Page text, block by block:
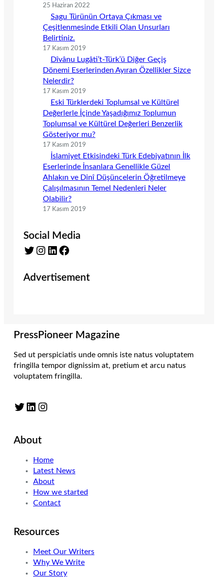
25 Haziran 2022
Sagu Türünün Ortaya Çıkması ve
Çeşitlenmesinde Etkili Olan Unsurları
Belirtiniz.
17 Kasım 2019
Dîvânu Lugâti’t-Türk’ü Diğer Geçiş
Dönemi Eserlerinden Ayıran Özellikler Sizce
Nelerdir?
17 Kasım 2019
Eski Türklerdeki Toplumsal ve Kültürel
Değerlerle İçinde Yaşadığımız Toplumun
Toplumsal ve Kültürel Değerleri Benzerlik
Gösteriyor mu?
17 Kasım 2019
İslamiyet Etkisindeki Türk Edebiyatının İlk
Eserlerinde İnsanlara Genellikle Güzel
Ahlakın ve Dinî Düşüncelerin Öğretilmeye
Çalışılmasının Temel Nedenleri Neler
Olabilir?
17 Kasım 2019
Social Media
Twitter Instagram LinkedIn Facebook
Advertisement
PressPioneer Magazine
Sed ut perspiciatis unde omnis iste natus voluptatem
fringilla tempor dignissim at, pretium et arcu natus
voluptatem fringilla.
Twitter LinkedIn Instagram
About
Home
Latest News
About
How we started
Contact
Resources
Meet Our Writers
Why We Write
Our Story